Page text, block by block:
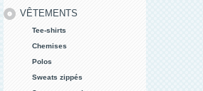
VÊTEMENTS
Tee-shirts
Chemises
Polos
Sweats zippés